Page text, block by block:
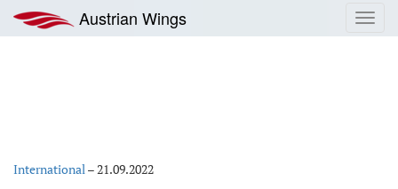
Inhalt
springen
Austrian Wings
International–21.09.2022